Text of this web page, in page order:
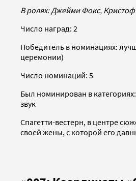
В ролях: Джейми Фокс,
Число наград: 2
Победитель в номинациях:
церемонии)
Число номинаций: 5
Был номинирован в
звук
Спагетти-вестерн, в центре
своей жены, с которой его